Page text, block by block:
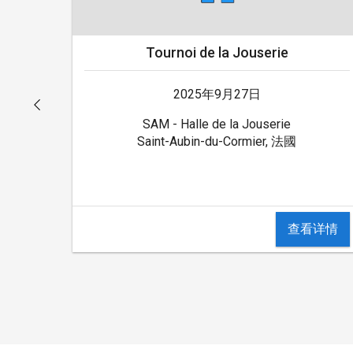
Tournoi de la Jouserie
2025年9月27日
SAM - Halle de la Jouserie
Saint-Aubin-du-Cormier, 法國
查看详情